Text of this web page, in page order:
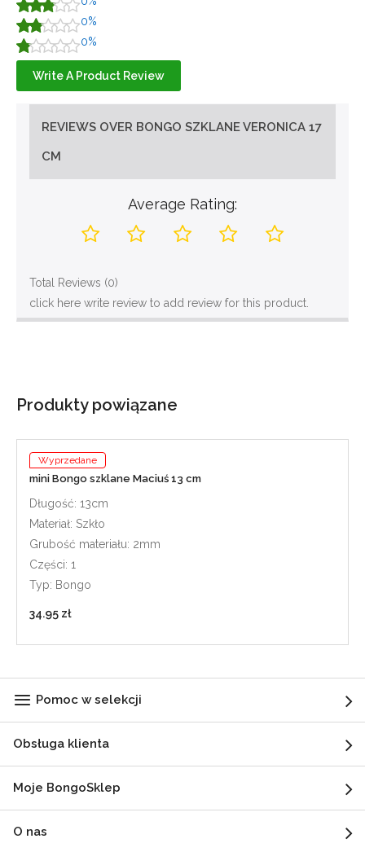
0%
0%
Write A Product Review
REVIEWS OVER BONGO SZKLANE VERONICA 17
CM
Average Rating:
Total Reviews (0)
click here write review to add review for this product.
Produkty powiązane
Wyprzedane
mini Bongo szklane Maciuś 13 cm
Długość: 13cm
Materiał: Szkło
Grubość materiału: 2mm
Części: 1
Typ: Bongo
34.95 zł
Pomoc w selekcji
Obsługa klienta
Moje BongoSklep
O nas